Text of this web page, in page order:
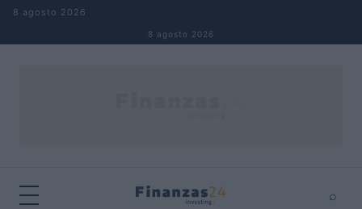
Saltar al contenido
8 agosto 2026
8 agosto 2026
⌕